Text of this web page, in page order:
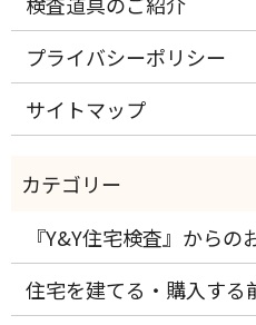
プライバシーポリシー
サイトマップ
『Y&Y住宅検査』からの
住宅を建てる・購入する